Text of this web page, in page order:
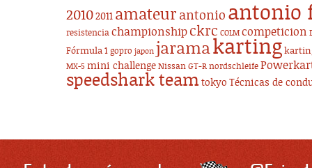
20102011 amateur antonio antonio
resistencia championship ckrc COLM competicion
Fórmula 1 gopro japon jaramakarting
MX-5 mini challenge Nissan GT-R nordschleife
speedshark team tokyo Técnicas de